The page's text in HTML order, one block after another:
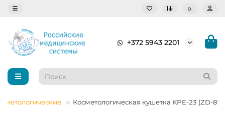
р.
+372 5943 2201
Косметологическая кушетка KPE-23 (ZD-